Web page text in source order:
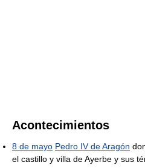
Acontecimientos
8 de mayo Pedro IV de Aragón
el castillo y villa de Ayerbe y sus